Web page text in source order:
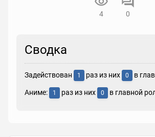
4 0
Сводка
Задействован 1 раз из них 0 в
Аниме: 1 раз из них 0 в главной